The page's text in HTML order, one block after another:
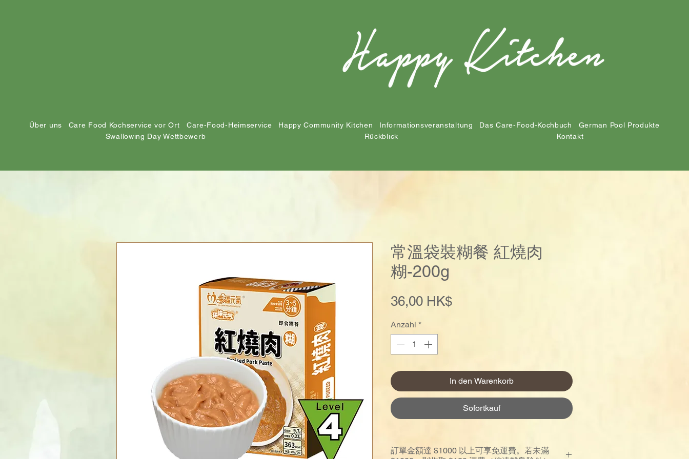
Über uns Care Food Kochservice vor Ort Care-Food-Heimservice Happy Community Kitchen Informationsveranstaltung Das Care-Food-Kochbuch
German Pool Produkte
Swallowing Day Wettbewerb
Rückblick Kontakt
常溫袋裝糊餐 紅燒肉
糊-200g
36,00 HK$Preis
Anzahl *
In den Warenkorb
Sofortkauf
訂單金額達 $1000 以上可享免運費。若未滿